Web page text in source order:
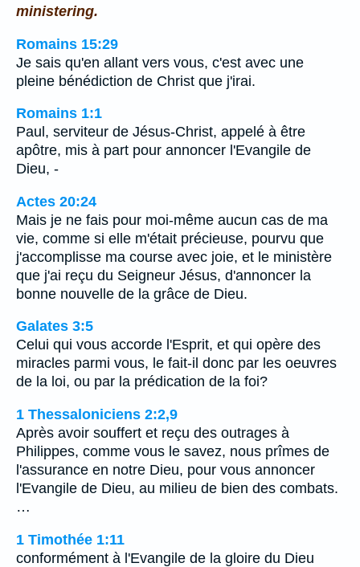
ministering.
Romains 15:29
Je sais qu'en allant vers vous, c'est avec une
pleine bénédiction de Christ que j'irai.
Romains 1:1
Paul, serviteur de Jésus-Christ, appelé à être
apôtre, mis à part pour annoncer l'Evangile de
Dieu, -
Actes 20:24
Mais je ne fais pour moi-même aucun cas de ma
vie, comme si elle m'était précieuse, pourvu que
j'accomplisse ma course avec joie, et le ministère
que j'ai reçu du Seigneur Jésus, d'annoncer la
bonne nouvelle de la grâce de Dieu.
Galates 3:5
Celui qui vous accorde l'Esprit, et qui opère des
miracles parmi vous, le fait-il donc par les oeuvres
de la loi, ou par la prédication de la foi?
1 Thessaloniciens 2:2,9
Après avoir souffert et reçu des outrages à
Philippes, comme vous le savez, nous prîmes de
l'assurance en notre Dieu, pour vous annoncer
l'Evangile de Dieu, au milieu de bien des combats.
…
1 Timothée 1:11
conformément à l'Evangile de la gloire du Dieu